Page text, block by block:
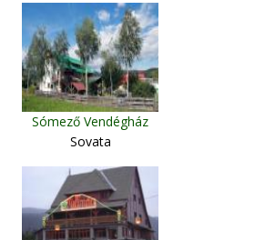
Sómező Vendégház
Sovata